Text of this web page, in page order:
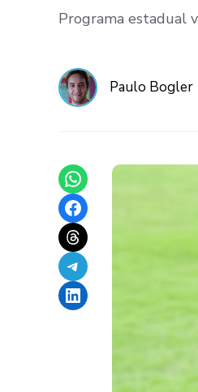
Programa estadual
Paulo Bogler
Share on WhatsApp
Share on Facebook
Share on Threads
Share on Telegram
Share on LinkedIn